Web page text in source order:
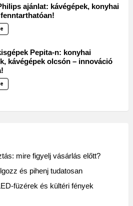
ajánlat: kávégépek, konyhai
Pepita-n: konyhai
kávégépek olcsón – innováció
mire figyelj vásárlás előtt?
és pihenj tudatosan
füzérek és kültéri fények